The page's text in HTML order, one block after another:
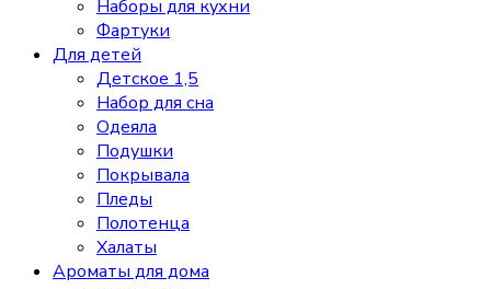
Наборы для кухни
Фартуки
Для детей
Детское 1,5
Набор для сна
Одеяла
Подушки
Покрывала
Пледы
Полотенца
Халаты
Ароматы для дома